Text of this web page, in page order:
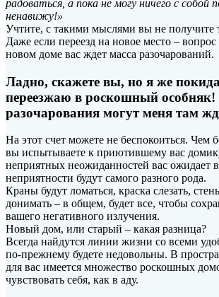
радоваться, а пока не могу ничего с собой
ненавижу!»
Учтите, с такими мыслями вы не получите
Даже если переезд на новое место –
новом доме вас ждет масса разочарований.
Ладно, скажете вы, но я же
переезжаю в роскошный
разочарования могут меня там
На этот счет можете не беспокоиться. Чем
вы испытываете к приютившему вас
неприятных неожиданностей вас ожидает
неприятности будут самого разного рода.
Краны будут ломаться, краска слезать,
донимать – в общем, будет все, чтобы
вашего негативного излучения.
Новый дом, или старый – какая разница?
Всегда найдутся линии жизни со всеми
по-прежнему будете недовольны. В
для вас имеется множество роскошных
чувствовать себя, как в аду.